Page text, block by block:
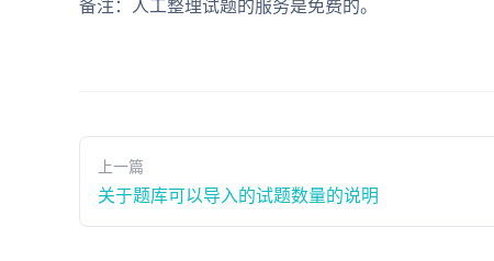
上一篇
关于题库可以导入的试题数量的说明